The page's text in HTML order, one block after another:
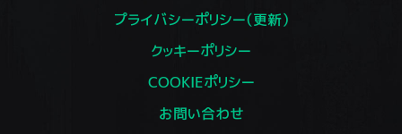
プライバシーポリシー（更新）
クッキーポリシー
COOKIEポリシー
お問い合わせ